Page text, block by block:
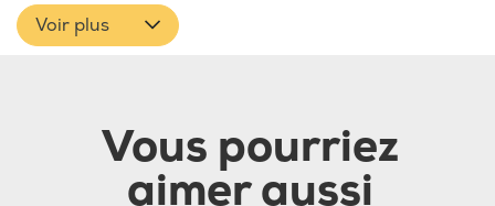
Voir plus
Vous pourriez
aimer aussi